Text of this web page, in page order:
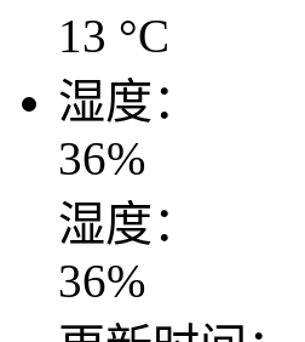
13 °C
湿度：
36%
湿度：
36%